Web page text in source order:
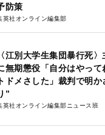
防策
英社オンライン編集部
〈江別大学生集団暴行死
無期懲役「自分はやって
トドメさした」裁判で明
”
英社オンライン編集部ニュース班